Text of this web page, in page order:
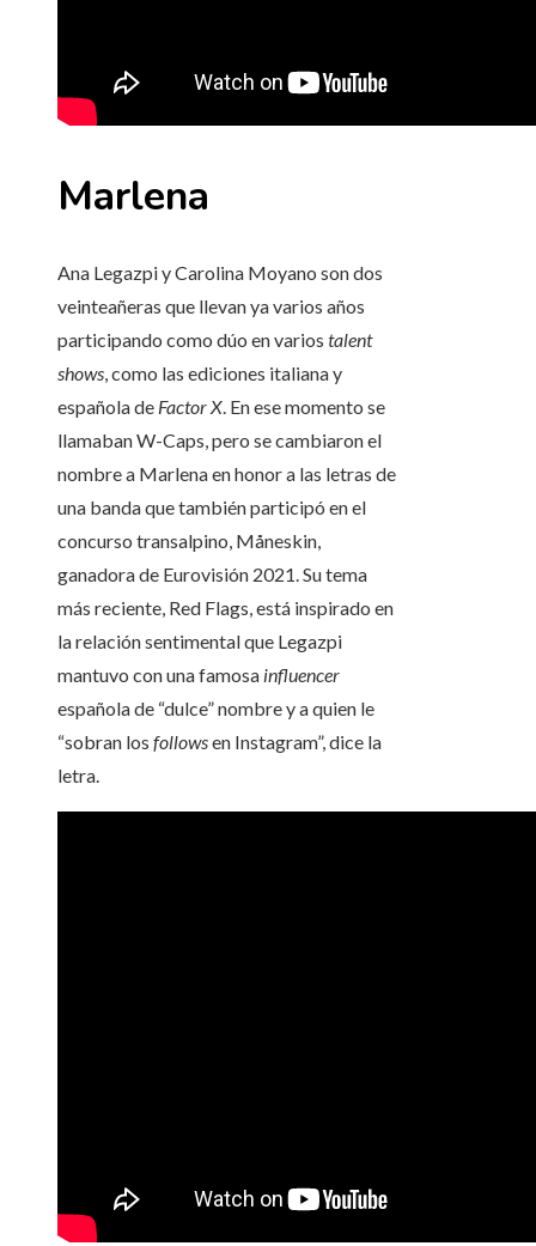
Marlena
Ana Legazpi y Carolina Moyano son dos
veinteañeras que llevan ya varios años
participando como dúo en varios talent
shows, como las ediciones italiana y
española de Factor X. En ese momento se
llamaban W-Caps, pero se cambiaron el
nombre a Marlena en honor a las letras de
una banda que también participó en el
concurso transalpino, Måneskin,
ganadora de Eurovisión 2021. Su tema
más reciente, Red Flags, está inspirado en
la relación sentimental que Legazpi
mantuvo con una famosa influencer
española de “dulce” nombre y a quien le
“sobran los followsen Instagram”, dice la
letra.